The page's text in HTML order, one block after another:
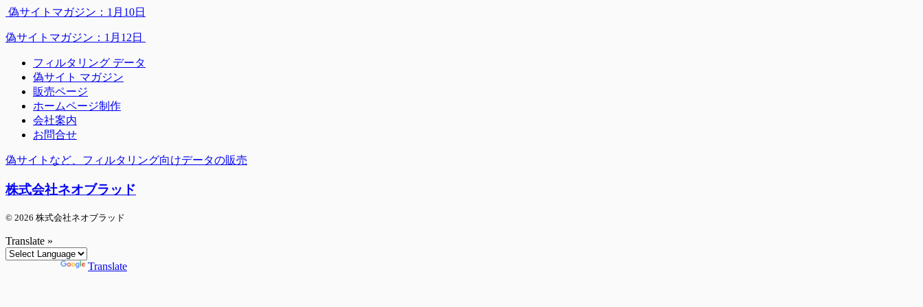
偽サイトマガジン：1月10日
偽サイトマガジン：1月12日
フィルタリング データ
偽サイト マガジン
販売ページ
ホームページ制作
会社案内
お問合せ
偽サイトなど、フィルタリング向けデータの販売
株式会社ネオブラッド
© 2026 株式会社ネオブラッド
Translate »
Translate